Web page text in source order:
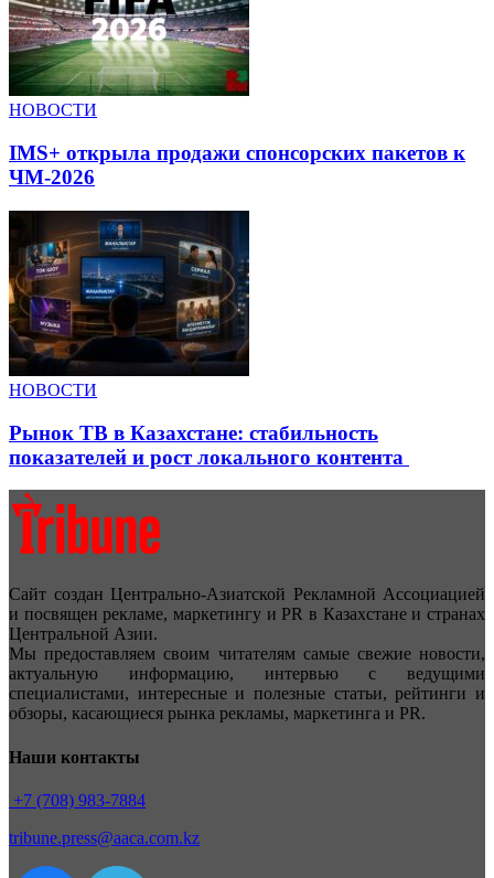
НОВОСТИ
IMS+ открыла продажи спонсорских пакетов к
ЧМ-2026
НОВОСТИ
Рынок ТВ в Казахстане: стабильность
показателей и рост локального контента
Сайт создан Центрально-Азиатской Рекламной Ассоциацией
и посвящен рекламе, маркетингу и PR в Казахстане и странах
Центральной Азии.
Мы предоставляем своим читателям самые свежие новости,
актуальную информацию, интервью с ведущими
специалистами, интересные и полезные статьи, рейтинги и
обзоры, касающиеся рынка рекламы, маркетинга и PR.
Наши контакты
+7 (708) 983-7884
tribune.press@aaca.com.kz